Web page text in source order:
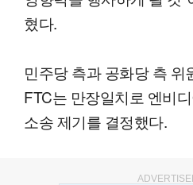
혔다.
민주당 측과 공화당 측 위
FTC는 만장일치로 엔비
소송 제기를 결정했다.